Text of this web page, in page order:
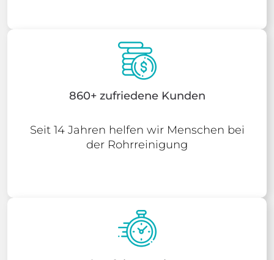
860+ zufriedene Kunden
Seit 14 Jahren helfen wir Menschen bei
der Rohrreinigung